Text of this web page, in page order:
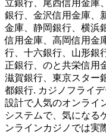
立銀行、尾西信用金庫
銀行、金沢信用金庫、
金庫、静岡銀行、横浜
信用金庫、高岡信用金
行、十六銀行、山形銀
正銀行、のと共栄信用
滋賀銀行、東京スター
都銀行. カジノフライ
設計で人気のオンライ
システムで、気になる
ンラインカジノでは実